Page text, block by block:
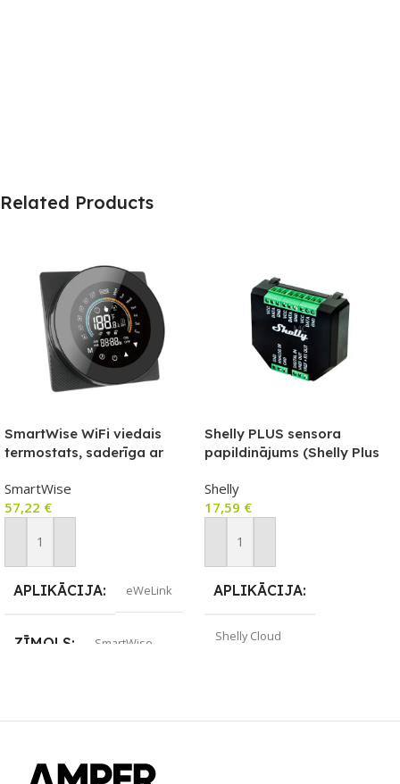
Related Products
SmartWise WiFi viedais
termostats, saderīga ar
tips (sausais kontakts),
melns priekšējais panelis,
SmartWise
57,22 €
Pievienot Grozam
APLIKĀCIJA eWeLink
ZĪMOLS SmartWise
Shelly PLUS sensora
papildinājums (Shelly Plus
Shelly
17,59 €
Pievienot Grozam
APLIKĀCIJA
Shelly Cloud